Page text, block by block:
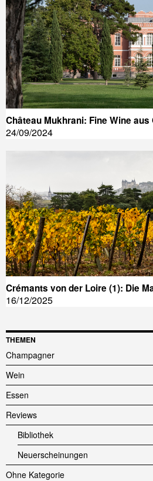
Château Mukhrani: Fine Wine aus
24/09/2024
Crémants von der Loire (1): Die
16/12/2025
THEMEN
Champagner
Wein
Essen
Reviews
Bibliothek
Neuerscheinungen
Ohne Kategorie